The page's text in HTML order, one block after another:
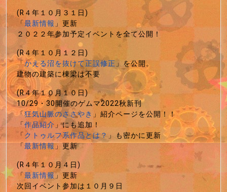
(R４年１０月３１日)
「最新情報」更新
２０２２年参加予定イベントを全て公開！
(R４年１０月１２日)
「かえる沼を抜けて正誤修正」を公開。
建物の建築に棟梁は不要
(R４年１０月１０日)
10/29・30開催のゲムマ2022秋新刊
「狂気山脈のささやき 」紹介ページを公開！！
「作品紹介」にも追加！
「クトゥルフ系作品とは？ 」も密かに更新
「最新情報」更新
(R４年１０月４日)
「最新情報」更新
次回イベント参加は１０月９日